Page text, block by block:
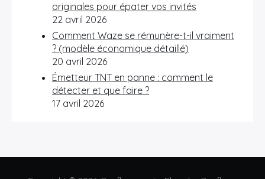
originales pour épater vos invités
22 avril 2026
Comment Waze se rémunère-t-il vraiment
? (modèle économique détaillé)
20 avril 2026
Émetteur TNT en panne : comment le
détecter et que faire ?
17 avril 2026